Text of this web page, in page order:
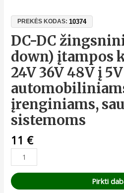
PREKĖS KODAS:10374
DC-DC
down) įtampos
24V 36V 48V į
įrenginiams,
sistemoms
11 €
Pirkti